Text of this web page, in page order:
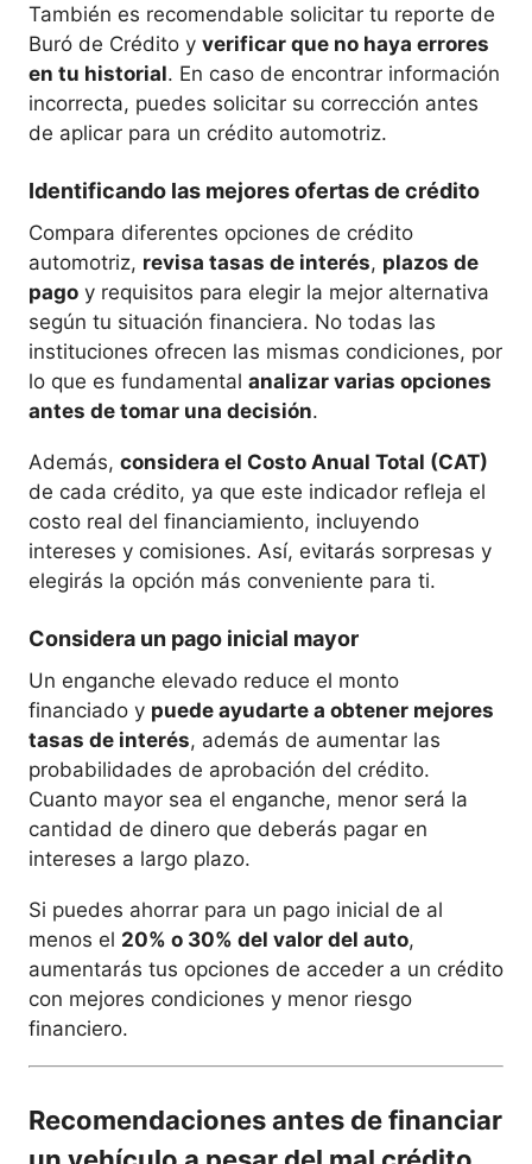
También es recomendable solicitar tu reporte de
Buró de Crédito y verificar que no haya errores
en tu historial. En caso de encontrar información
incorrecta, puedes solicitar su corrección antes
de aplicar para un crédito automotriz.
Identificando las mejores ofertas de crédito
Compara diferentes opciones de crédito
automotriz, revisa tasas de interés, plazos de
pago y requisitos para elegir la mejor alternativa
según tu situación financiera. No todas las
instituciones ofrecen las mismas condiciones, por
lo que es fundamental analizar varias opciones
antes de tomar una decisión.
Además, considera el Costo Anual Total (CAT)
de cada crédito, ya que este indicador refleja el
costo real del financiamiento, incluyendo
intereses y comisiones. Así, evitarás sorpresas y
elegirás la opción más conveniente para ti.
Considera un pago inicial mayor
Un enganche elevado reduce el monto
financiado y puede ayudarte a obtener mejores
tasas de interés, además de aumentar las
probabilidades de aprobación del crédito.
Cuanto mayor sea el enganche, menor será la
cantidad de dinero que deberás pagar en
intereses a largo plazo.
Si puedes ahorrar para un pago inicial de al
menos el 20% o 30% del valor del auto,
aumentarás tus opciones de acceder a un crédito
con mejores condiciones y menor riesgo
financiero.
Recomendaciones antes de financiar